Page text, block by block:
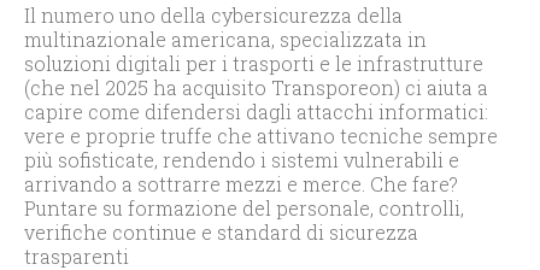
Il numero uno della cybersicurezza della
multinazionale americana, specializzata in
soluzioni digitali per i trasporti e le infrastrutture
(che nel 2025 ha acquisito Transporeon) ci aiuta a
capire come difendersi dagli attacchi informatici:
vere e proprie truffe che attivano tecniche sempre
più sofisticate, rendendo i sistemi vulnerabili e
arrivando a sottrarre mezzi e merce. Che fare?
Puntare su formazione del personale, controlli,
verifiche continue e standard di sicurezza
trasparenti